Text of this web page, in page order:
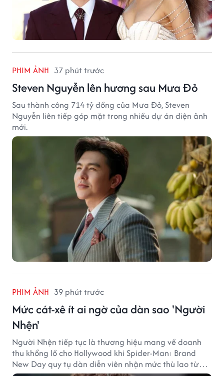
PHIM ẢNH 37 phút trước
Steven Nguyễn lên hương sau Mưa Đỏ
Sau thành công 714 tỷ đồng của Mưa Đỏ, Steven
Nguyễn liên tiếp góp mặt trong nhiều dự án điện ảnh
mới.
PHIM ẢNH 39 phút trước
Mức cát-xê ít ai ngờ của dàn sao 'Người
Nhện'
Người Nhện tiếp tục là thương hiệu mang về doanh
thu khổng lồ cho Hollywood khi Spider-Man: Brand
New Day quy tụ dàn diễn viên nhận mức thù lao từ